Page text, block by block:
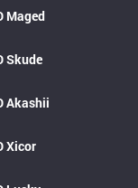
Maged
Skude
Akashii
Xicor